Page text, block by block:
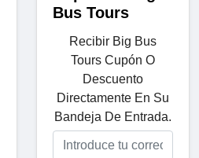
Bus Tours
Recibir Big Bus
Tours Cupón O
Descuento
Directamente En Su
Bandeja De Entrada.